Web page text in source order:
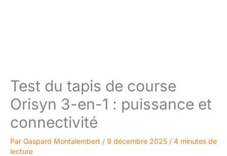
Test du tapis de course
Orisyn 3-en-1 : puissance et
connectivité
Par Gaspard Montalembert / 9 décembre 2025 / 4 minutes de
lecture